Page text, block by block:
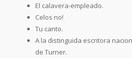
El calavera-empleado.
Celos no!
Tu canto.
A la distinguida escritora
de Turner.